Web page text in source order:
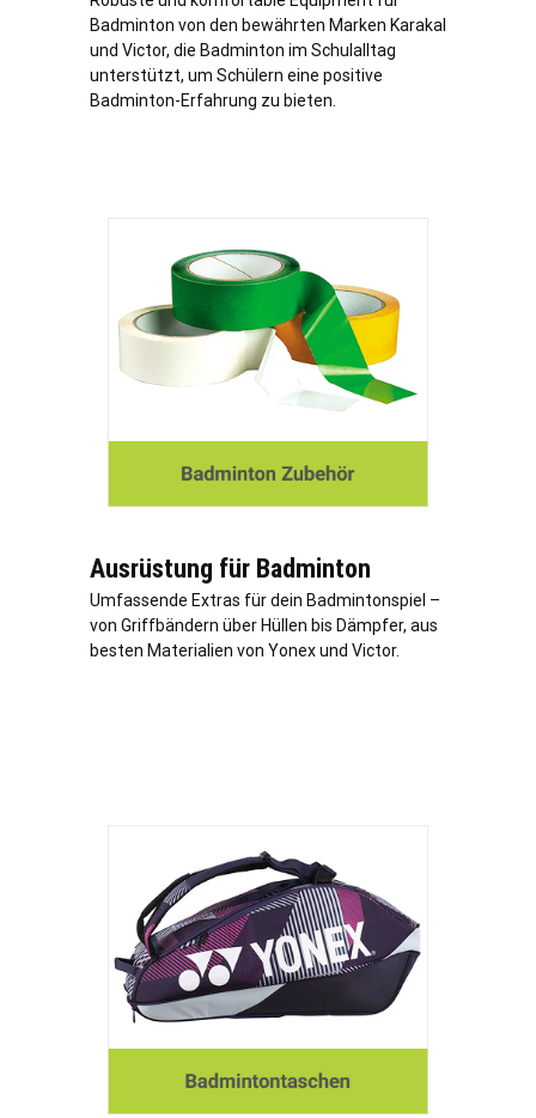
Badminton von den bewährten Marken Karakal
und Victor, die Badminton im Schulalltag
unterstützt, um Schülern eine positive
Badminton-Erfahrung zu bieten.
Ausrüstung für Badminton
Umfassende Extras für dein Badmintonspiel –
von Griffbändern über Hüllen bis Dämpfer, aus
besten Materialien von Yonex und Victor.